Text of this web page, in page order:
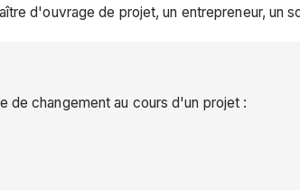
d'ouvrage de projet, un entrepreneur, un
de changement au cours d'un projet :